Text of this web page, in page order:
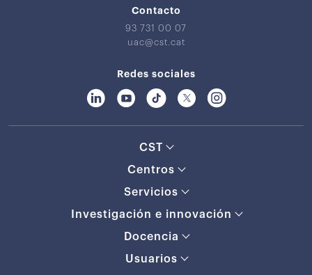
Contacto
93 731 00 07
uac@cst.cat
Redes sociales
CST
Centros
Servicios
Investigación e innovación
Docencia
Usuarios